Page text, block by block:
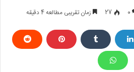
0
27 زمان تقریبی مطالعه 4 دقیقه